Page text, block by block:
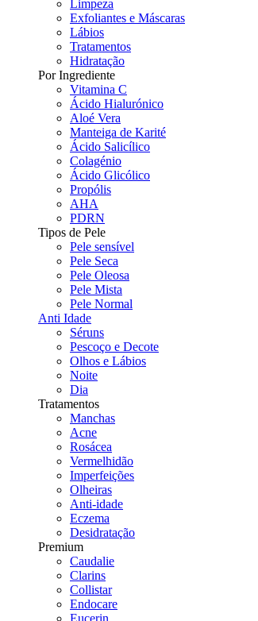
Limpeza
Exfoliantes e Máscaras
Lábios
Tratamentos
Hidratação
Por Ingrediente
Vitamina C
Ácido Hialurónico
Aloé Vera
Manteiga de Karité
Ácido Salicílico
Colagénio
Ácido Glicólico
Propólis
AHA
PDRN
Tipos de Pele
Pele sensível
Pele Seca
Pele Oleosa
Pele Mista
Pele Normal
Anti Idade
Séruns
Pescoço e Decote
Olhos e Lábios
Noite
Dia
Tratamentos
Manchas
Acne
Rosácea
Vermelhidão
Imperfeições
Olheiras
Anti-idade
Eczema
Desidratação
Premium
Caudalie
Clarins
Collistar
Endocare
Eucerin